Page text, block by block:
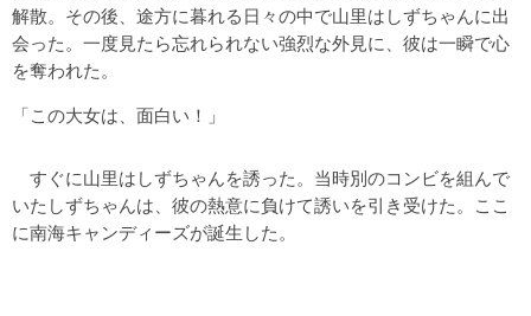
解散。その後、途方に暮れる日々の中で山里はしずちゃんに出
会った。一度見たら忘れられない強烈な外見に、彼は一瞬で心
を奪われた。
「この大女は、面白い！」
すぐに山里はしずちゃんを誘った。当時別のコンビを組んで
いたしずちゃんは、彼の熱意に負けて誘いを引き受けた。ここ
に南海キャンディーズが誕生した。